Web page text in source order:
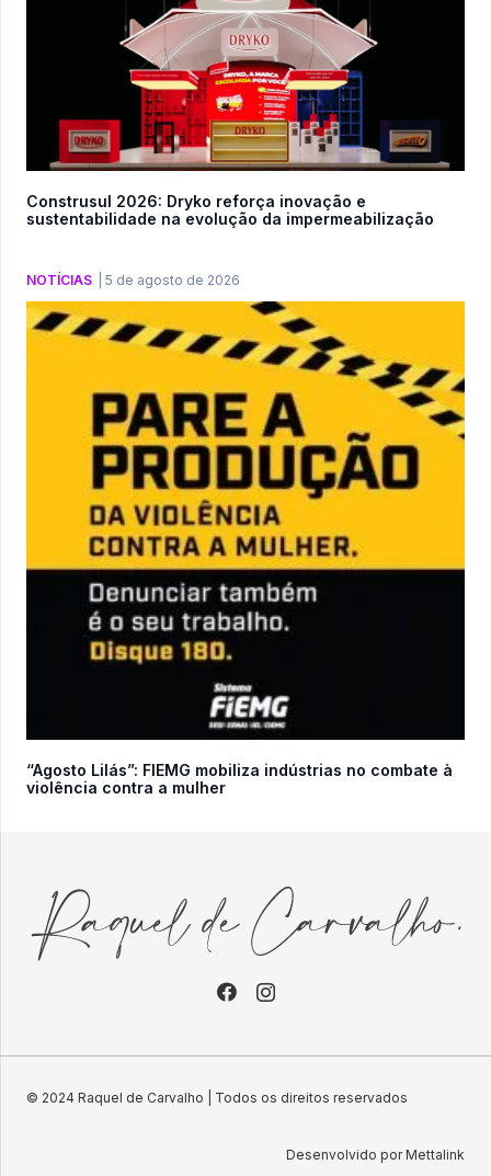
Construsul 2026: Dryko reforça inovação e
sustentabilidade na evolução da impermeabilização
NOTÍCIAS 5 de agosto de 2026
“Agosto Lilás”: FIEMG mobiliza indústrias no combate à
violência contra a mulher
© 2024 Raquel de Carvalho | Todos os direitos reservados
Desenvolvido por Mettalink